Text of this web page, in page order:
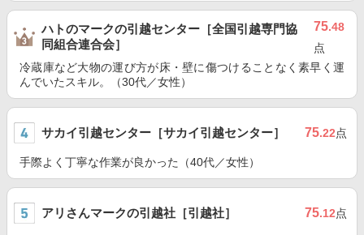
ハトのマークの引越センター［全国引越専門協
同組合連合会］
75.48
点
冷蔵庫など大物の運び方が床・壁に傷つけることなく素早く運
んでいたスキル。（30代／女性）
サカイ引越センター［サカイ引越センター］ 75.22点
手際よく丁寧な作業が良かった（40代／女性）
アリさんマークの引越社［引越社］ 75.12点